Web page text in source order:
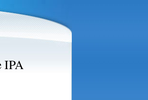
IPA